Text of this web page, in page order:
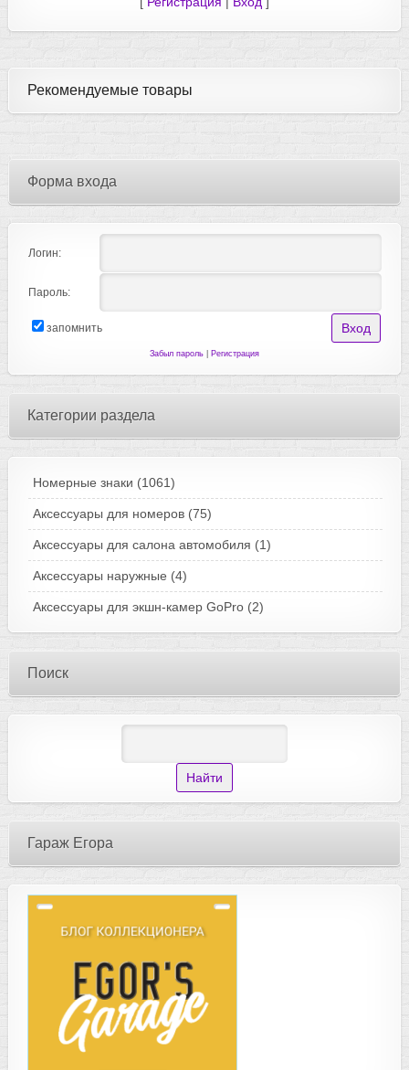
Рекомендуемые товары
Форма входа
Логин:
Пароль:
запомнить
Забыл пароль| Регистрация
Категории раздела
Номерные знаки (1061)
Аксессуары для номеров (75)
Аксессуары для салона автомобиля (1)
Аксессуары наружные (4)
Аксессуары для экшн-камер GoPro (2)
Поиск
Гараж Егора